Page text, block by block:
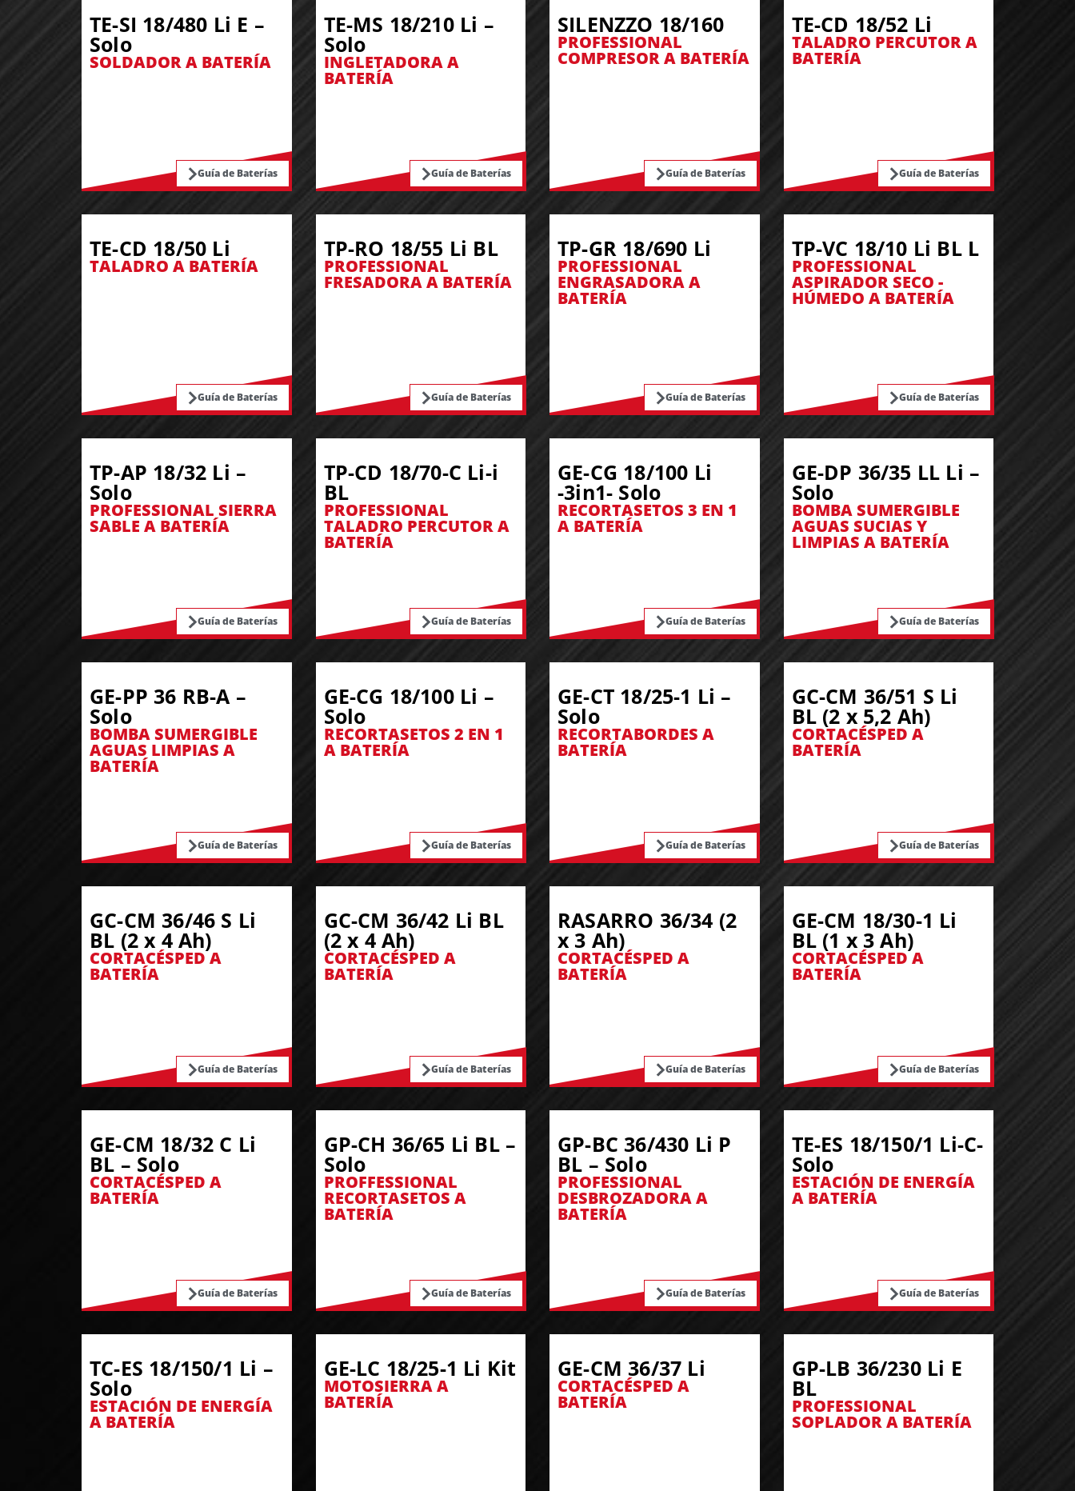
TE-SI 18/480 Li E –
Solo
SOLDADOR A BATERÍA
Guía de Baterías
TE-MS 18/210 Li –
Solo
INGLETADORA A
BATERÍA
Guía de Baterías
SILENZZO 18/160
PROFESSIONAL
COMPRESOR A BATERÍA
Guía de Baterías
TE-CD 18/52 Li
TALADRO PERCUTOR A
BATERÍA
Guía de Baterías
TE-CD 18/50 Li
TALADRO A BATERÍA
Guía de Baterías
TP-RO 18/55 Li BL
PROFESSIONAL
FRESADORA A BATERÍA
Guía de Baterías
TP-GR 18/690 Li
PROFESSIONAL
ENGRASADORA A
BATERÍA
Guía de Baterías
TP-VC 18/10 Li BL L
PROFESSIONAL
ASPIRADOR SECO -
HÚMEDO A BATERÍA
Guía de Baterías
TP-AP 18/32 Li –
Solo
PROFESSIONAL SIERRA
SABLE A BATERÍA
Guía de Baterías
TP-CD 18/70-C Li-i
BL
PROFESSIONAL
TALADRO PERCUTOR A
BATERÍA
Guía de Baterías
GE-CG 18/100 Li
-3in1- Solo
RECORTASETOS 3 EN 1
A BATERÍA
Guía de Baterías
GE-DP 36/35 LL Li –
Solo
BOMBA SUMERGIBLE
AGUAS SUCIAS Y
LIMPIAS A BATERÍA
Guía de Baterías
GE-PP 36 RB-A –
Solo
BOMBA SUMERGIBLE
AGUAS LIMPIAS A
BATERÍA
Guía de Baterías
GE-CG 18/100 Li –
Solo
RECORTASETOS 2 EN 1
A BATERÍA
Guía de Baterías
GE-CT 18/25-1 Li –
Solo
RECORTABORDES A
BATERÍA
Guía de Baterías
GC-CM 36/51 S Li
BL (2 x 5,2 Ah)
CORTACÉSPED A
BATERÍA
Guía de Baterías
GC-CM 36/46 S Li
BL (2 x 4 Ah)
CORTACÉSPED A
BATERÍA
Guía de Baterías
GC-CM 36/42 Li BL
(2 x 4 Ah)
CORTACÉSPED A
BATERÍA
Guía de Baterías
RASARRO 36/34 (2
x 3 Ah)
CORTACÉSPED A
BATERÍA
Guía de Baterías
GE-CM 18/30-1 Li
BL (1 x 3 Ah)
CORTACÉSPED A
BATERÍA
Guía de Baterías
GE-CM 18/32 C Li
BL – Solo
CORTACÉSPED A
BATERÍA
Guía de Baterías
GP-CH 36/65 Li BL –
Solo
PROFFESSIONAL
RECORTASETOS A
BATERÍA
Guía de Baterías
GP-BC 36/430 Li P
BL – Solo
PROFESSIONAL
DESBROZADORA A
BATERÍA
Guía de Baterías
TE-ES 18/150/1 Li-C-
Solo
ESTACIÓN DE ENERGÍA
A BATERÍA
Guía de Baterías
TC-ES 18/150/1 Li –
Solo
ESTACIÓN DE ENERGÍA
A BATERÍA
GE-LC 18/25-1 Li Kit
MOTOSIERRA A
BATERÍA
GE-CM 36/37 Li
CORTACÉSPED A
BATERÍA
GP-LB 36/230 Li E
BL
PROFESSIONAL
SOPLADOR A BATERÍA